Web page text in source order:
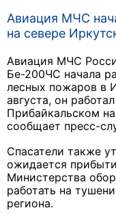
Авиация МЧС
на севере
Авиация МЧС
Бе-200ЧС начала
лесных пожаров в
августа, он
Прибайкальском
сообщает пресс-
Спасатели также
ожидается
Министерства
работать на
региона.